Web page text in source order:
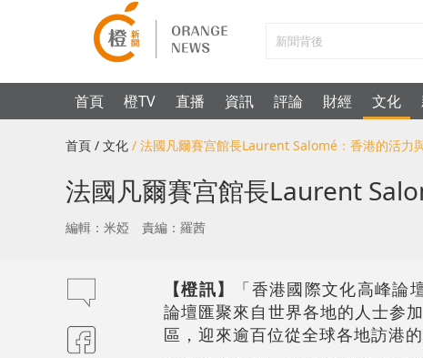
首頁 橙TV 直播 資訊 評論 財經 文化
首頁 / 文化 / 法國凡爾賽宫館長Laurent Salomé：香港的活力
法國凡爾賽宫館長Laurent
編輯：米婭 責編：羅茜
【橙訊】
「香港國際文化高峰
論壇匯聚來自世界各地的人士参
區，迎來逾百位從全球各地訪港